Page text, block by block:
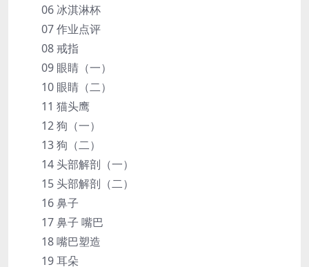
06 冰淇淋杯
07 作业点评
08 戒指
09 眼睛（一）
10 眼睛（二）
11 猫头鹰
12 狗（一）
13 狗（二）
14 头部解剖（一）
15 头部解剖（二）
16 鼻子
17 鼻子 嘴巴
18 嘴巴塑造
19 耳朵